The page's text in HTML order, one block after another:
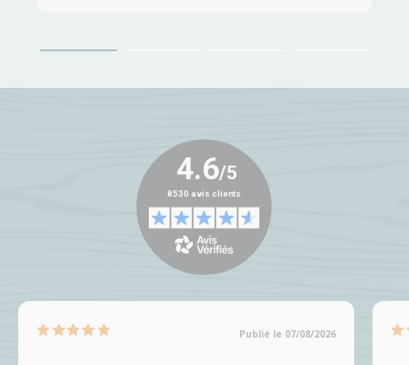
Publié le 07/08/2026